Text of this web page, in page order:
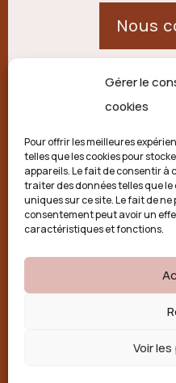
Gérer le
cookies
Pour offrir les meilleures
telles que les cookies pour
appareils. Le fait de consentir à
traiter des données telles que
uniques sur ce site. Le fait de
consentement peut avoir un
caractéristiques et fonctions.
Voir
Nous
21 route
Politique